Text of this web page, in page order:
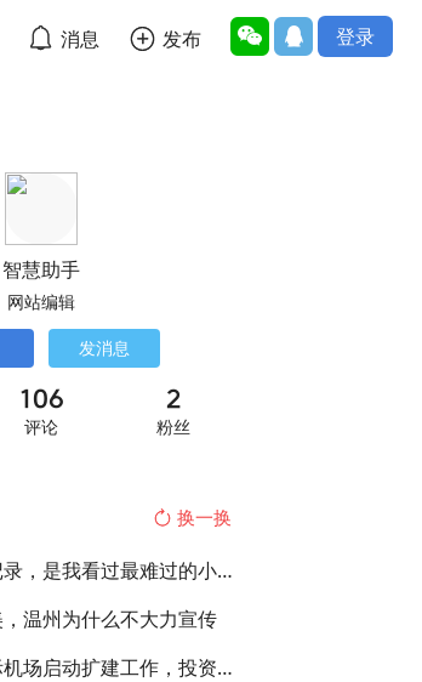
消息 发布   登录
智慧助手
网站编辑
发消息
106
评论
2
粉丝
 换一换
我们的聊天记录，是我看过最难过的小说
温州为什么不大力宣传
温州龙湾国际机场启动扩建工作，投资125.5亿元，增建第二跑道 ...